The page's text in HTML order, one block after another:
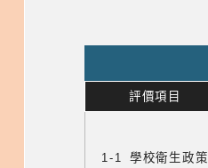
評價項目
1-1 學校衛生政策